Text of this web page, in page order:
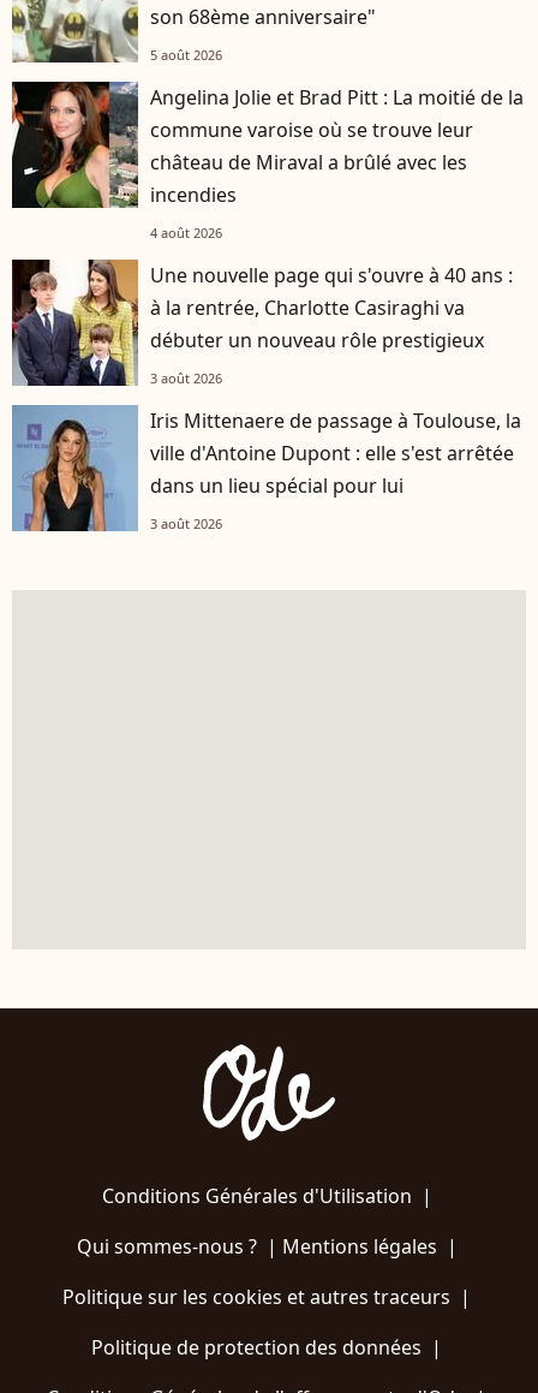
son 68ème anniversaire"
5 août 2026
Angelina Jolie et Brad Pitt : La moitié de la
commune varoise où se trouve leur
château de Miraval a brûlé avec les
incendies
4 août 2026
Une nouvelle page qui s'ouvre à 40 ans :
à la rentrée, Charlotte Casiraghi va
débuter un nouveau rôle prestigieux
3 août 2026
Iris Mittenaere de passage à Toulouse, la
ville d'Antoine Dupont : elle s'est arrêtée
dans un lieu spécial pour lui
3 août 2026
Conditions Générales d'Utilisation |
Qui sommes-nous ?| Mentions légales |
Politique sur les cookies et autres traceurs |
Politique de protection des données |